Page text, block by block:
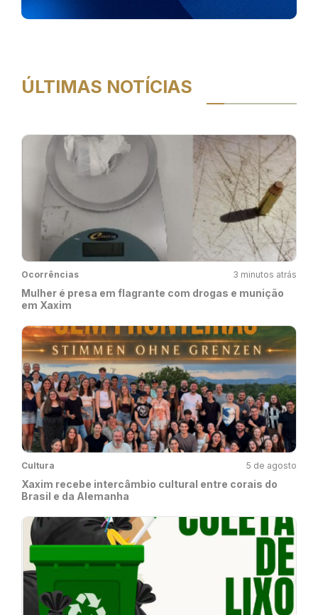
ÚLTIMAS NOTÍCIAS
Ocorrências 3 minutos atrás
Mulher é presa em flagrante com drogas e munição
em Xaxim
Cultura 5 de agosto
Xaxim recebe intercâmbio cultural entre corais do
Brasil e da Alemanha